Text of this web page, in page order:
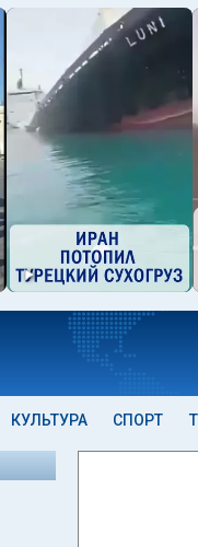
КУЛЬТУРА СПОРТ